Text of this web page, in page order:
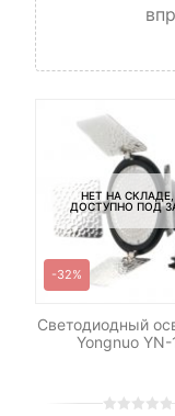
НЕТ НА
ДОСТУПНО ПОД
-32%
Светодиодный
Yongnuo YN-